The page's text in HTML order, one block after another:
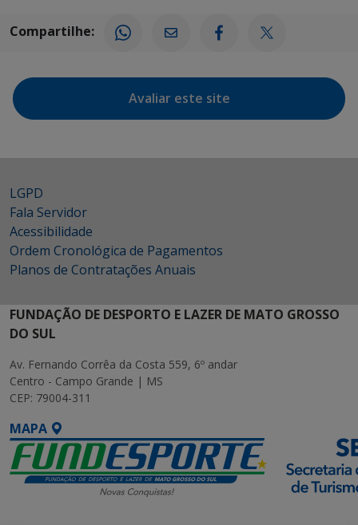
Compartilhe:
Avaliar este site
LGPD
Fala Servidor
Acessibilidade
Ordem Cronológica de Pagamentos
Planos de Contratações Anuais
FUNDAÇÃO DE DESPORTO E LAZER DE MATO GROSSO
DO SUL
Av. Fernando Corrêa da Costa 559, 6º andar
Centro - Campo Grande | MS
CEP: 79004-311
MAPA